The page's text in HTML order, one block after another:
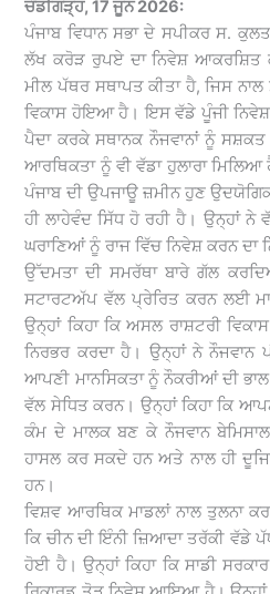
ਚੰਡੀਗੜ੍ਹ, 17 ਜੂਨ 2026:
ਪੰਜਾਬ ਵਿਧਾਨ ਸਭਾ ਦੇ ਸਪੀਕਰ ਸ.
ਲੱਖ ਕਰੋੜ ਰੁਪਏ ਦਾ ਨਿਵੇਸ਼ ਆਕਰਸ਼ਿਤ
ਮੀਲ ਪੱਥਰ ਸਥਾਪਤ ਕੀਤਾ ਹੈ, ਜਿਸ
ਵਿਕਾਸ ਹੋਇਆ ਹੈ। ਇਸ ਵੱਡੇ ਪੂੰਜੀ
ਪੈਦਾ ਕਰਕੇ ਸਥਾਨਕ ਨੌਜਵਾਨਾਂ ਨੂੰ
ਆਰਥਿਕਤਾ ਨੂੰ ਵੀ ਵੱਡਾ ਹੁਲਾਰਾ
ਪੰਜਾਬ ਦੀ ਉਪਜਾਊ ਜ਼ਮੀਨ ਹੁਣ ਉਦਯੋਗਿਕ
ਹੀ ਲਾਹੇਵੰਦ ਸਿੱਧ ਹੋ ਰਹੀ ਹੈ। ਉਨ੍ਹਾਂ
ਘਰਾਣਿਆਂ ਨੂੰ ਰਾਜ ਵਿੱਚ ਨਿਵੇਸ਼ ਕਰਨ ਦਾ
ਉੱਦਮਤਾ ਦੀ ਸਮਰੱਥਾ ਬਾਰੇ ਗੱਲ
ਸਟਾਰਟਅੱਪ ਵੱਲ ਪ੍ਰੇਰਿਤ ਕਰਨ ਲਈ
ਉਨ੍ਹਾਂ ਕਿਹਾ ਕਿ ਅਸਲ ਰਾਸ਼ਟਰੀ
ਨਿਰਭਰ ਕਰਦਾ ਹੈ। ਉਨ੍ਹਾਂ ਨੇ ਨੌਜਵਾਨ
ਆਪਣੀ ਮਾਨਸਿਕਤਾ ਨੂੰ ਨੌਕਰੀਆਂ ਦੀ
ਵੱਲ ਸੇਧਿਤ ਕਰਨ। ਉਨ੍ਹਾਂ ਕਿਹਾ ਕਿ
ਕੰਮ ਦੇ ਮਾਲਕ ਬਣ ਕੇ ਨੌਜਵਾਨ
ਹਾਸਲ ਕਰ ਸਕਦੇ ਹਨ ਅਤੇ ਨਾਲ ਹੀ
ਹਨ।
ਵਿਸ਼ਵ ਆਰਥਿਕ ਮਾਡਲਾਂ ਨਾਲ ਤੁਲਨਾ
ਕਿ ਚੀਨ ਦੀ ਇੰਨੀ ਜ਼ਿਆਦਾ ਤਰੱਕੀ ਵੱਡੇ
ਹੋਈ ਹੈ। ਉਨ੍ਹਾਂ ਕਿਹਾ ਕਿ ਸਾਡੀ